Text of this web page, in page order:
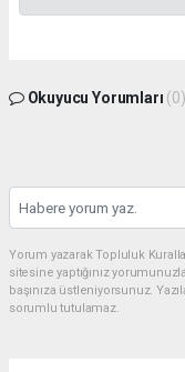
Okuyucu Yorumları (0)
Yorum yazarak Topluluk
sitesine yaptığınız
başınıza üstleniyorsunuz.
sorumlu tutulamaz.